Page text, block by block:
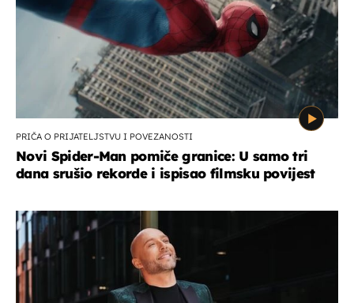
PRIČA O PRIJATELJSTVU I POVEZANOSTI
Novi Spider-Man pomiče granice: U samo tri
dana srušio rekorde i ispisao filmsku povijest